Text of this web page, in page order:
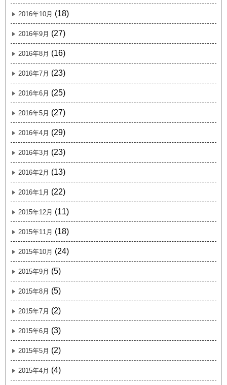
2016年10月 (18)
2016年9月 (27)
2016年8月 (16)
2016年7月 (23)
2016年6月 (25)
2016年5月 (27)
2016年4月 (29)
2016年3月 (23)
2016年2月 (13)
2016年1月 (22)
2015年12月 (11)
2015年11月 (18)
2015年10月 (24)
2015年9月 (5)
2015年8月 (5)
2015年7月 (2)
2015年6月 (3)
2015年5月 (2)
2015年4月 (4)